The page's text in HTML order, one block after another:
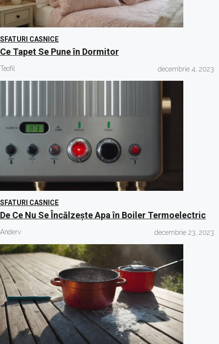
SFATURI CASNICE
Ce Tapet Se Pune în Dormitor
Teofil decembrie 4, 2023
SFATURI CASNICE
De Ce Nu Se Încălzește Apa în Boiler Termoelectric
Anderv decembrie 23, 2023